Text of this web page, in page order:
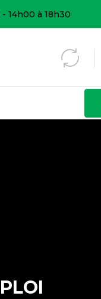
14h00 à 18h30